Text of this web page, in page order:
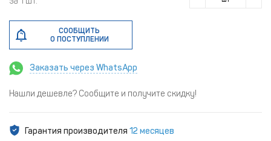
СООБЩИТЬ
О ПОСТУПЛЕНИИ
Заказать через WhatsApp
Нашли дешевле? Сообщите и получите скидку!
Гарантия производителя 12 месяцев